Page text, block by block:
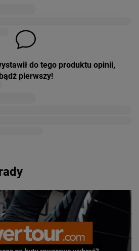
do tego produktu opinii,
bądź pierwszy!